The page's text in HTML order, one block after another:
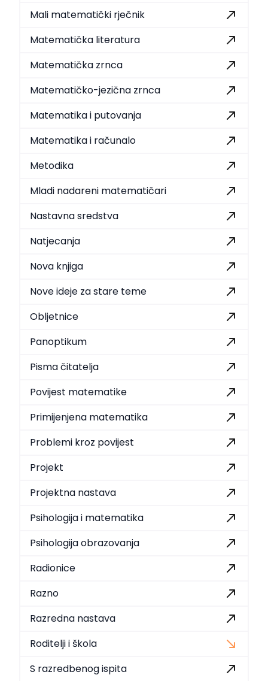
Mali matematički rječnik
Matematička literatura
Matematička zrnca
Matematičko-jezična zrnca
Matematika i putovanja
Matematika i računalo
Metodika
Mladi nadareni matematičari
Nastavna sredstva
Natjecanja
Nova knjiga
Nove ideje za stare teme
Obljetnice
Panoptikum
Pisma čitatelja
Povijest matematike
Primijenjena matematika
Problemi kroz povijest
Projekt
Projektna nastava
Psihologija i matematika
Psihologija obrazovanja
Radionice
Razno
Razredna nastava
Roditelji i škola
S razredbenog ispita